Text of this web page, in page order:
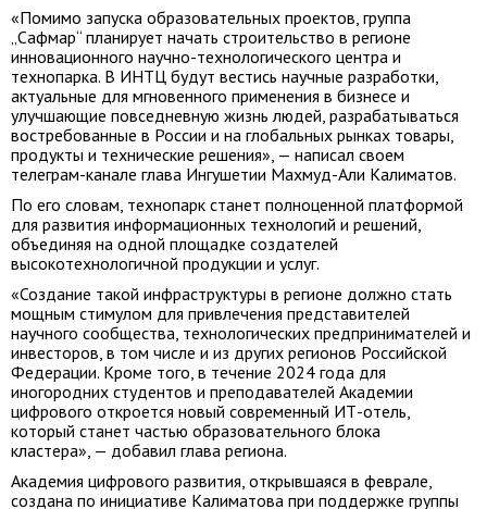
«Помимо запуска образовательных проектов, группа
„Сафмар“ планирует начать строительство в регионе
инновационного научно-технологического центра и
технопарка. В ИНТЦ будут вестись научные разработки,
актуальные для мгновенного применения в бизнесе и
улучшающие повседневную жизнь людей, разрабатываться
востребованные в России и на глобальных рынках товары,
продукты и технические решения», — написал своем
телеграм-канале глава Ингушетии Махмуд-Али Калиматов.
По его словам, технопарк станет полноценной платформой
для развития информационных технологий и решений,
объединяя на одной площадке создателей
высокотехнологичной продукции и услуг.
«Создание такой инфраструктуры в регионе должно стать
мощным стимулом для привлечения представителей
научного сообщества, технологических предпринимателей и
инвесторов, в том числе и из других регионов Российской
Федерации. Кроме того, в течение 2024 года для
иногородних студентов и преподавателей Академии
цифрового откроется новый современный ИТ-отель,
который станет частью образовательного блока
кластера», — добавил глава региона.
Академия цифрового развития, открывшаяся в феврале,
создана по инициативе Калиматова при поддержке группы